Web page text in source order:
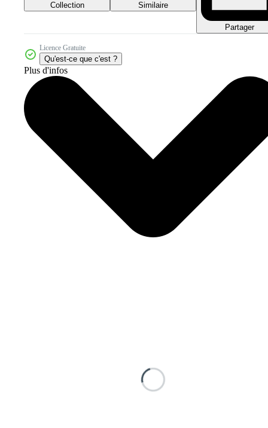
Collection Similaire
Partager
Licence Gratuite
Qu'est-ce que c'est ?
Plus d'infos